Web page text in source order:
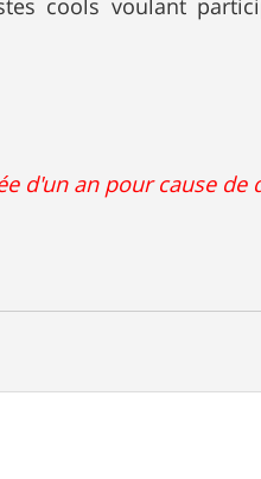
cools voulant
d'un an pour cause de